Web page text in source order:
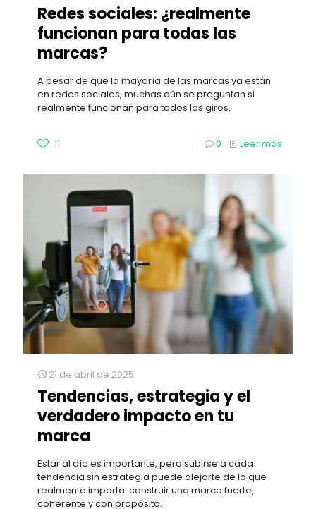
Redes sociales: ¿realmente
funcionan para todas las
marcas?
A pesar de que la mayoría de las marcas ya están
en redes sociales, muchas aún se preguntan si
realmente funcionan para todos los giros.
11 0 Leer más
21 de abril de 2025
Tendencias, estrategia y el
verdadero impacto en tu
marca
Estar al día es importante, pero subirse a cada
tendencia sin estrategia puede alejarte de lo que
realmente importa: construir una marca fuerte,
coherente y con propósito.